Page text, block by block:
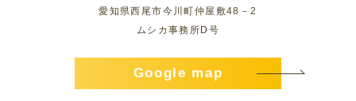
愛知県西尾市今川町仲屋敷48－2
ムシカ事務所D号
Google map